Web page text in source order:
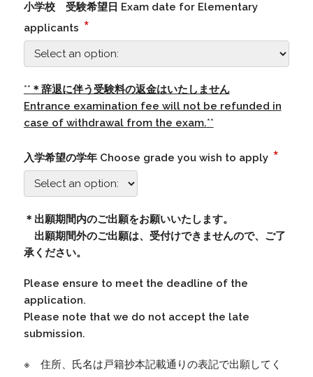
小学校 受験希望日 Exam date for Elementary
applicants *
** ＊辞退に伴う受験料の返金はいたしません
Entrance examination fee will not be refunded in
case of withdrawal from the exam.**
入学希望の学年 Choose grade you wish to apply *
＊出願期間内のご出願をお願いいたします。
出願期間外のご出願は、受付けできませんので、ご了
承ください。
Please ensure to meet the deadline of the
application.
Please note that we do not accept the late
submission.
※ 住所、氏名は戸籍抄本記載通りの表記で出願してく